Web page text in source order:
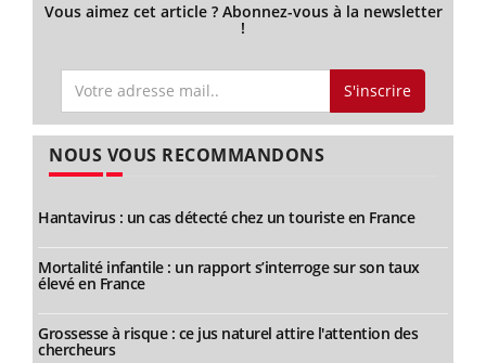
Vous aimez cet article ? Abonnez-vous à la newsletter
!
S'inscrire
NOUS VOUS RECOMMANDONS
Hantavirus : un cas détecté chez un touriste en France
Mortalité infantile : un rapport s’interroge sur son taux
élevé en France
Grossesse à risque : ce jus naturel attire l'attention des
chercheurs